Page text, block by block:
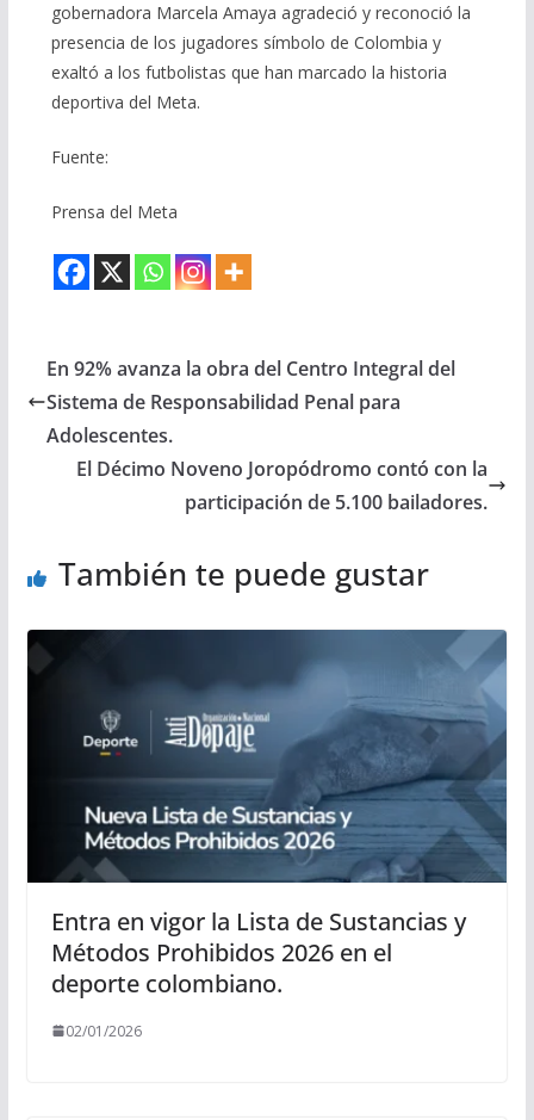
gobernadora Marcela Amaya agradeció y reconoció la
presencia de los jugadores símbolo de Colombia y
exaltó a los futbolistas que han marcado la historia
deportiva del Meta.
Fuente:
Prensa del Meta
En 92% avanza la obra del Centro Integral del
Sistema de Responsabilidad Penal para
Adolescentes.
El Décimo Noveno Joropódromo contó con la
participación de 5.100 bailadores.
También te puede gustar
Entra en vigor la Lista de Sustancias y
Métodos Prohibidos 2026 en el
deporte colombiano.
02/01/2026